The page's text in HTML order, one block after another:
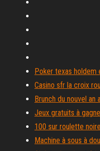
Poker texas holdem
Casino sfr la croix
Brunch du nouvel an
Jeux gratuits à
100 sur roulette noire
Machine à sous à